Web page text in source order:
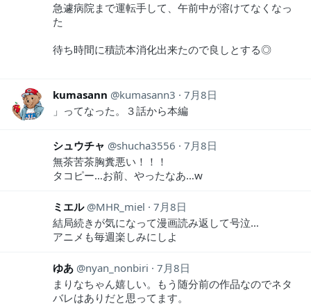
急遽病院まで運転手して、午前中が溶けてなくなっ
た
待ち時間に積読本消化出来たので良しとする◎
kumasann kumasann3
7月8日
」ってなった。３話から本編
シュウチャ shucha3556
7月8日
無茶苦茶胸糞悪い！！！
タコピー…お前、やったなあ…w
ミエル MHR_miel
7月8日
結局続きが気になって漫画読み返して号泣…
アニメも毎週楽しみにしよ
ゆあ nyan_nonbiri
7月8日
まりなちゃん嬉しい。もう随分前の作品なのでネタ
バレはありだと思ってます。